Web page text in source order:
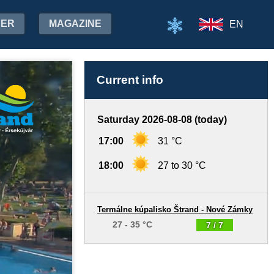
MAGAZINE EN
Current info
Saturday 2026-08-08 (today)
17:00 31 °C
18:00 27 to 30 °C
7 / 7
Termálne kúpalisko Štrand - Nové Zámky
27 - 35 °C